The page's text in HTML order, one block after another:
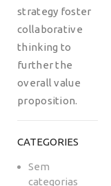
strategy foster
collaborative
thinking to
further the
overall value
proposition.
CATEGORIES
Sem
categorias